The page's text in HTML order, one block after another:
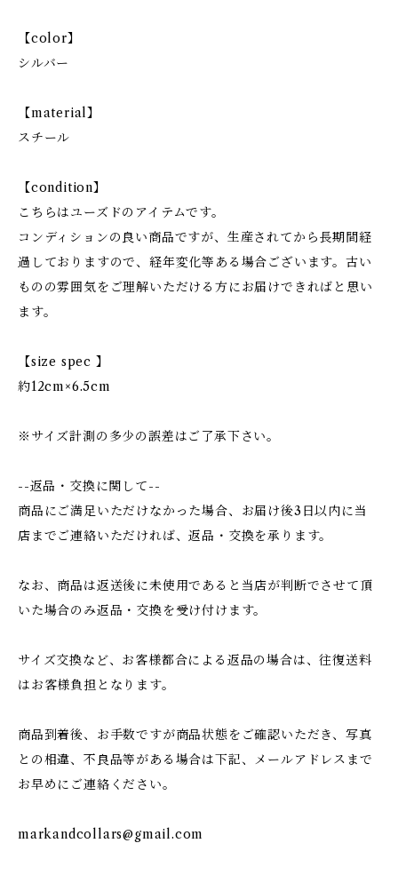
【color】
シルバー
【material】
スチール
【condition】
こちらはユーズドのアイテムです。
コンディションの良い商品ですが、生産されてから長期間経
過しておりますので、経年変化等ある場合ございます。古い
ものの雰囲気をご理解いただける方にお届けできればと思い
ます。
【size spec 】
約12cm×6.5cm
※サイズ計測の多少の誤差はご了承下さい。
--返品・交換に関して--
商品にご満足いただけなかった場合、お届け後3日以内に当
店までご連絡いただければ、返品・交換を承ります。
なお、商品は返送後に未使用であると当店が判断でさせて頂
いた場合のみ返品・交換を受け付けます。
サイズ交換など、お客様都合による返品の場合は、往復送料
はお客様負担となります。
商品到着後、お手数ですが商品状態をご確認いただき、写真
との相違、不良品等がある場合は下記、メールアドレスまで
お早めにご連絡ください。
markandcollars@gmail.com